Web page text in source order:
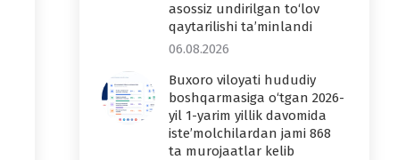
asossiz undirilgan to‘lov
qaytarilishi ta’minlandi
06.08.2026
Buxoro viloyati hududiy
boshqarmasiga o‘tgan 2026-
yil 1-yarim yillik davomida
iste’molchilardan jami 868
ta murojaatlar kelib